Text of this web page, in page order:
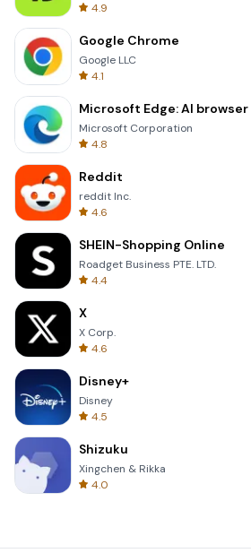
4.9
Google Chrome
Google LLC
4.1
Microsoft Edge: AI browser
Microsoft Corporation
4.8
Reddit
reddit Inc.
4.6
SHEIN-Shopping Online
Roadget Business PTE. LTD.
4.4
X
X Corp.
4.6
Disney+
Disney
4.5
Shizuku
Xingchen & Rikka
4.0